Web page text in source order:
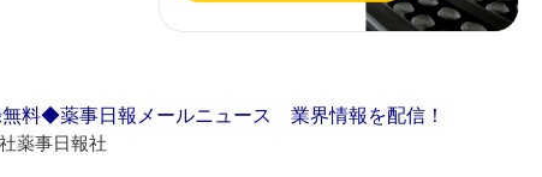
料◆薬事日報メールニュース 業界情報を配信！
薬事日報社